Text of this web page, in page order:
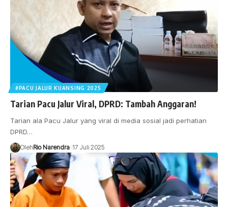
#PACU JALUR KUANSING 2025
Tarian Pacu Jalur Viral, DPRD: Tambah Anggaran!
Tarian ala Pacu Jalur yang viral di media sosial jadi perhatian
DPRD…
OlehRio Narendra 17 Juli 2025